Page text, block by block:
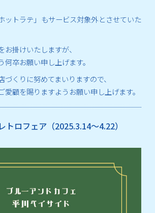
ットラテ」もサービス対象外とさせていた
お掛けいたしますが、
何卒お願い申し上げます。
くりに努めてまいりますので、
愛顧を賜りますようお願い申し上げます。
トロフェア（2025.3.14～4.22）